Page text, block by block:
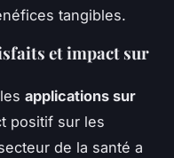
tangibles.
et impact sur
applications sur
positif sur les
de la santé a